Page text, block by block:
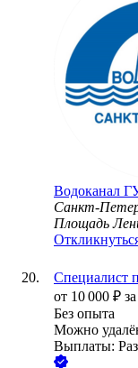
Водоканал
Санкт-
Площадь
Специалист
от 10 000 ₽
Без опыта
Можно
Выплаты: